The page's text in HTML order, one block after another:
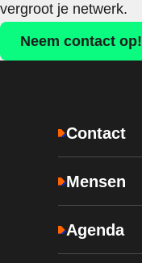
vergroot je netwerk.
Neem contact op!
Contact
Mensen
Agenda